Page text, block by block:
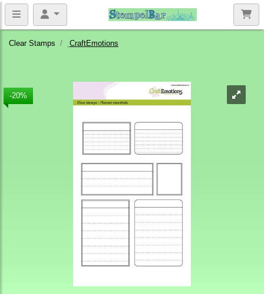
Clear Stamps CraftEmotions
-20%